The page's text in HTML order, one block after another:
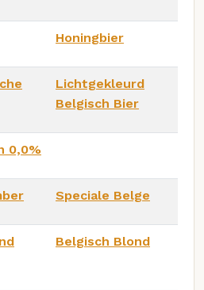
Honingbier
Lichtgekleurd
Belgisch Bier
0,0%
Speciale Belge
Belgisch Blond